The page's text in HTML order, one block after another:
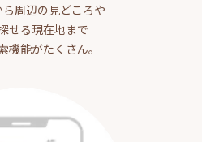
周辺の見どころや
せる現在地まで
機能がたくさん。